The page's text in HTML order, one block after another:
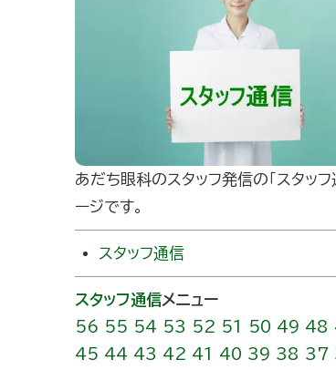
あだち眼科のスタッフ発信の｢スタッフ
ージです。
スタッフ通信
スタッフ通信メニュー
56 55 54 53 52 51 50 49 48
45 44 43 42 41 40 39 38 37